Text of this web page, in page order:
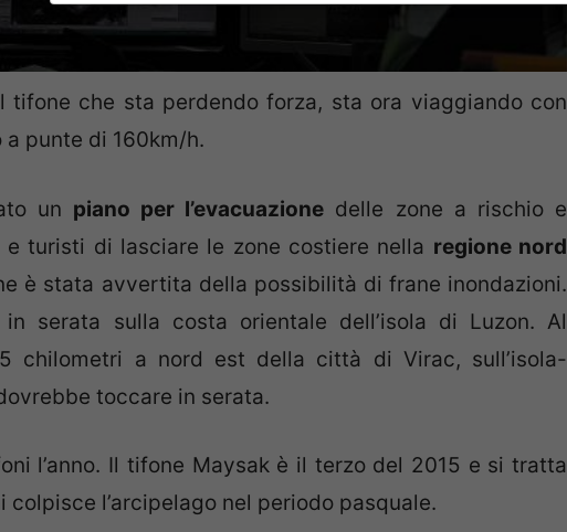
tifone che sta perdendo forza, sta ora viaggiando con
a punte di 160km/h.
un piano per l’evacuazione delle zone a rischio e
turisti di lasciare le zone costiere nella regione nord
è stata avvertita della possibilità di frane inondazioni.
serata sulla costa orientale dell’isola di Luzon. Al
chilometri a nord est della città di Virac, sull’isola-
toccare in serata.
l’anno. Il tifone Maysak è il terzo del 2015 e si tratta
l’arcipelago nel periodo pasquale.